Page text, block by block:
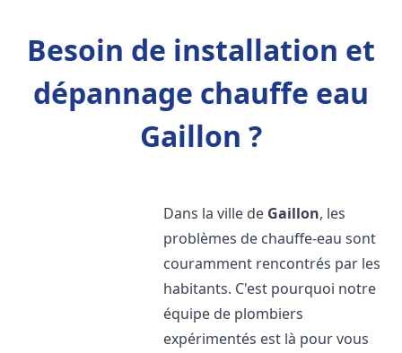
Besoin de installation et
dépannage chauffe eau
Gaillon ?
Dans la ville de Gaillon, les
problèmes de chauffe-eau sont
couramment rencontrés par les
habitants. C'est pourquoi notre
équipe de plombiers
expérimentés est là pour vous